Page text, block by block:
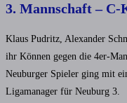
3. Mannschaft – C-
Klaus Pudritz, Alexander
ihr Können gegen die 4er-
Neuburger Spieler ging mit
Ligamanager für Neuburg 3.